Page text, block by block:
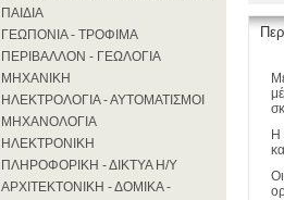
ΠΑΙΔΙΑ
ΓΕΩΠΟΝΙΑ - ΤΡΟΦΙΜΑ
ΠΕΡΙΒΑΛΛΟΝ - ΓΕΩΛΟΓΙΑ
ΜΗΧΑΝΙΚΗ
ΗΛΕΚΤΡΟΛΟΓΙΑ - ΑΥΤΟΜΑΤΙΣΜΟΙ
ΜΗΧΑΝΟΛΟΓΙΑ
ΗΛΕΚΤΡΟΝΙΚΗ
ΠΛΗΡΟΦΟΡΙΚΗ - ΔΙΚΤΥΑ Η/Υ
ΑΡΧΙΤΕΚΤΟΝΙΚΗ - ΔΟΜΙΚΑ -
Η